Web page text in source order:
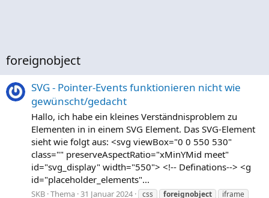
foreignobject
SVG - Pointer-Events funktionieren nicht wie
gewünscht/gedacht
Hallo, ich habe ein kleines Verständnisproblem zu
Elementen in in einem SVG Element. Das SVG-Element
sieht wie folgt aus: <svg viewBox="0 0 550 530"
class="" preserveAspectRatio="xMinYMid meet"
id="svg_display" width="550"> <!-- Definations--> <g
id="placeholder_elements"...
SKB Thema 31 Januar 2024 css foreignobject iframe